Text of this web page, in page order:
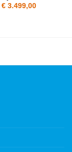
Oorspronkelijke
€3.499,00Huidige